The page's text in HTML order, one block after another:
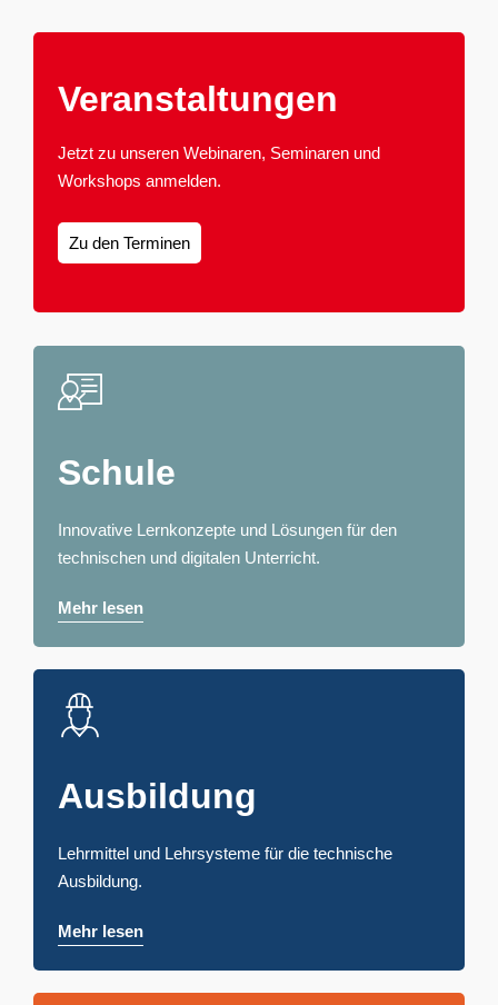
Veranstaltun­gen
Jetzt zu unseren Webinaren, Seminaren und
Workshops anmelden.
Zu den Terminen
Schule
Innovative Lernkonzepte und Lösungen für den
technischen und digitalen Unterricht.
Mehr lesen
Ausbildung
Lehrmittel und Lehrsysteme für die technische
Ausbildung.
Mehr lesen